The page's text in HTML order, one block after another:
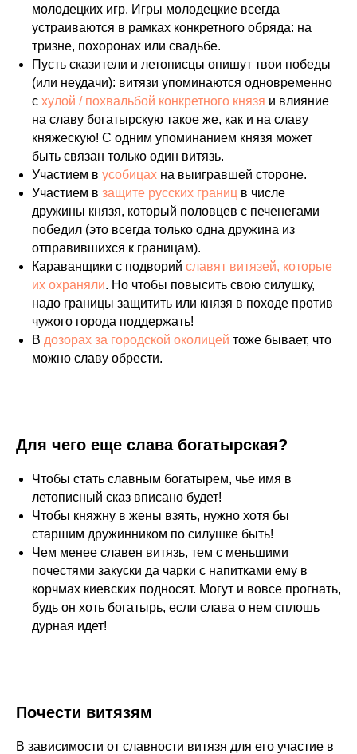
молодецких игр. Игры молодецкие всегда
устраиваются в рамках конкретного обряда: на
тризне, похоронах или свадьбе.
Пусть сказители и летописцы опишут твои победы
(или неудачи): витязи упоминаются одновременно
с хулой / похвальбой конкретного князя и влияние
на славу богатырскую такое же, как и на славу
княжескую! С одним упоминанием князя может
быть связан только один витязь.
Участием в усобицах на выигравшей стороне.
Участием в защите русских границ в числе
дружины князя, который половцев с печенегами
победил (это всегда только одна дружина из
отправившихся к границам).
Караванщики с подворий славят витязей, которые
их охраняли. Но чтобы повысить свою силушку,
надо границы защитить или князя в походе против
чужого города поддержать!
В дозорах за городской околицей тоже бывает, что
можно славу обрести.
Для чего еще слава богатырская?
Чтобы стать славным богатырем, чье имя в
летописный сказ вписано будет!
Чтобы княжну в жены взять, нужно хотя бы
старшим дружинником по силушке быть!
Чем менее славен витязь, тем с меньшими
почестями закуски да чарки с напитками ему в
корчмах киевских подносят. Могут и вовсе прогнать,
будь он хоть богатырь, если слава о нем сплошь
дурная идет!
Почести витязям
В зависимости от славности витязя для его участие в